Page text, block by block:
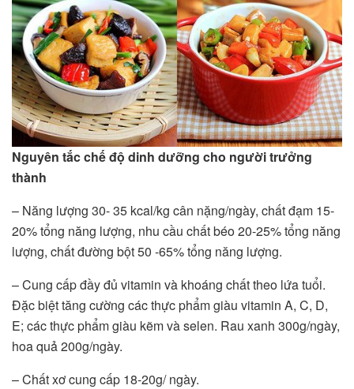
Nguyên tắc chế độ dinh dưỡng cho người trưởng
thành
– Năng lượng 30- 35 kcal/kg cân nặng/ngày, chất đạm 15-
20% tổng năng lượng, nhu cầu chất béo 20-25% tổng năng
lượng, chất đường bột 50 -65% tổng năng lượng.
– Cung cấp đầy đủ vitamin và khoáng chất theo lứa tuổi.
Đặc biệt tăng cường các thực phẩm giàu vitamin A, C, D,
E; các thực phẩm giàu kẽm và selen. Rau xanh 300g/ngày,
hoa quả 200g/ngày.
– Chất xơ cung cấp 18-20g/ ngày.